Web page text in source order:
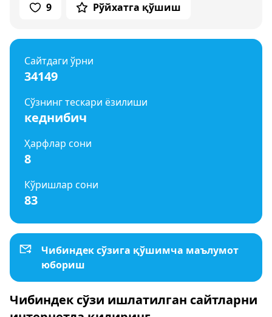
9 Рўйхатга қўшиш
Сайтдаги ўрни
34149
Сўзнинг тескари ёзилиши
кеднибич
Ҳарфлар сони
8
Кўришлар сони
83
Чибиндек сўзига қўшимча маълумот
юбориш
Чибиндек сўзи ишлатилган сайтларни